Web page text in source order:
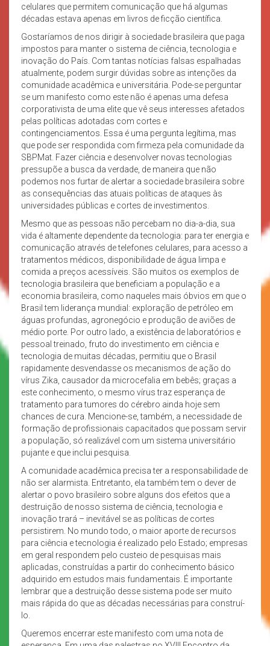
celulares que permitem comunicação que há algumas
décadas estava apenas em livros de ficção científica.
Gostaríamos de nos dirigir à sociedade brasileira que paga
impostos para manter o sistema de ciência, tecnologia e
inovação do País. Com tantas notícias falsas espalhadas
atualmente, podem surgir dúvidas sobre as intenções da
comunidade acadêmica e universitária. Pode-se perguntar
se um manifesto como este não é apenas uma defesa
corporativista de uma elite que vê seus interesses afetados
pelas políticas adotadas com cortes e
contingenciamentos. Essa é uma pergunta legítima, mas
que pode ser respondida com firmeza pela comunidade da
SBPMat. Fazer ciência e desenvolver novas tecnologias
pressupõe a busca da verdade, de maneira que não
podemos nos furtar de alertar a sociedade brasileira sobre
as consequências das atuais políticas de ataques às
universidades públicas e cortes de investimentos.
Mesmo que as pessoas não percebam no dia-a-dia, sua
vida é altamente dependente da tecnologia: para ter energia e
comunicação através de telefones celulares, para acesso a
tratamentos médicos, disponibilidade de água limpa e
comida a preços acessíveis. São muitos os exemplos de
tecnologia brasileira que beneficiam a população e a
economia brasileira, como naqueles mais óbvios em que o
Brasil tem liderança mundial: exploração de petróleo em
águas profundas, agronegócio e produção de aviões de
médio porte. Por outro lado, a existência de laboratórios e
pessoal treinado, fruto do investimento em ciência e
tecnologia de muitas décadas, permitiu que o Brasil
rapidamente desvendasse os mecanismos de ação do
vírus Zika, causador da microcefalia em bebês; graças a
este conhecimento, o mesmo vírus traz esperança de
tratamento para tumores do cérebro ainda hoje sem
chances de cura. Mencione-se, também, a necessidade de
formação de profissionais capacitados que possam servir
a população, só realizável com um sistema universitário
pujante e que inclui pesquisa.
A comunidade acadêmica precisa ter a responsabilidade de
não ser alarmista. Entretanto, ela também tem o dever de
alertar o povo brasileiro sobre alguns dos efeitos que a
destruição de nosso sistema de ciência, tecnologia e
inovação trará – inevitável se as políticas de cortes
persistirem. No mundo todo, o maior aporte de recursos
para ciência e tecnologia é realizado pelo Estado; empresas
em geral respondem pelo custeio de pesquisas mais
aplicadas, construídas a partir do conhecimento básico
adquirido em estudos mais fundamentais. É importante
lembrar que a destruição desse sistema pode ser muito
mais rápida do que as décadas necessárias para construí-
lo.
Queremos encerrar este manifesto com uma nota de